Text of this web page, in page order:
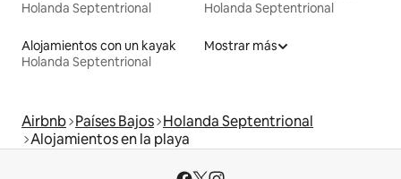
Holanda Septentrional
Holanda Septentrional
Alojamientos con un kayak
Holanda Septentrional
Mostrar más
Airbnb Países Bajos Holanda Septentrional
Alojamientos en la playa